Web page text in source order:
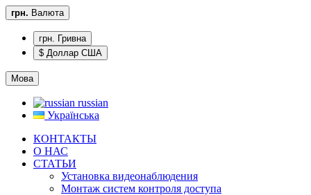
грн. Валюта
грн. Гривна
$ Доллар США
Мова
russian
Українська
КОНТАКТЫ
О НАС
CТАТЬИ
Установка видеонаблюдения
Монтаж систем контроля доступа